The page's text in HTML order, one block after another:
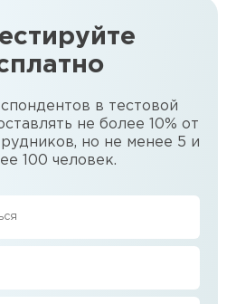
в тестовой
не более 10% от
но не менее 5 и
100 человек.